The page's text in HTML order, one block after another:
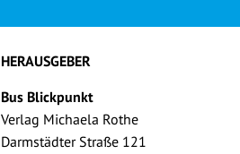
HERAUSGEBER
Bus Blickpunkt
Verlag Michaela Rothe
Darmstädter Straße 121